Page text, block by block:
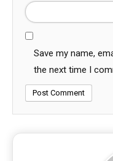
Save my name,
the next time I